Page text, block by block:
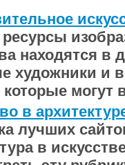
находятся в
художники и
которые могут
в
лучших
в